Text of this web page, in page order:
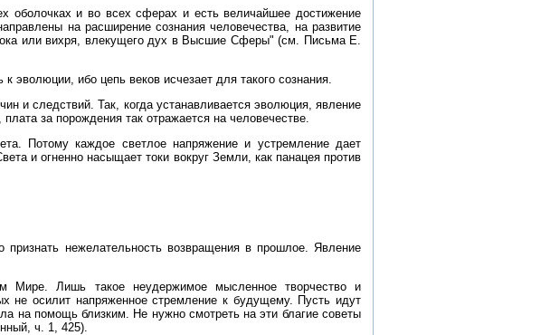
оболочках и во всех сферах и есть величайшее достижение
на расширение сознания человечества, на развитие
или вихря, влекущего дух в Высшие Сферы" (см. Письма Е.
ибо цепь веков исчезает для такого сознания.
и следствий. Так, когда устанавливается эволюция, явление
за порождения так отражается на человечестве.
Потому каждое светлое напряжение и устремление дает
и огненно насыщает токи вокруг Земли, как панацея против
нежелательность возвращения в прошлое. Явление
Мире. Лишь такое неудержимое мысленное творчество и
не осилит напряженное стремление к будущему. Пусть идут
на помощь близким. Не нужно смотреть на эти благие советы
ч. 1, 425).